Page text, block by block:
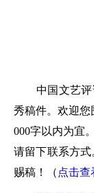
中国文艺评
秀稿件。欢迎您
000字以内为宜
请留下联系方式
赐稿！（ 点击查